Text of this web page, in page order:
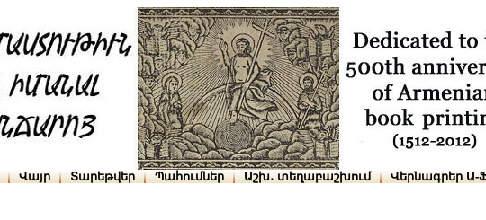
Վայր Տարեթվեր Պահումներ Աշխ․ տեղաբաշխում Վերնագրեր Ա-